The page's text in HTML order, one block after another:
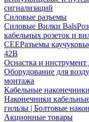
сигнализаций
Силовые разъемы
Силовые Вилки Bals
кабельных розеток и
CEEРазъемы
42В
Оснастка и
Оборудование для
монтажа
Кабельные
Наконечники
гильзы | Болтовые
Акционные товары